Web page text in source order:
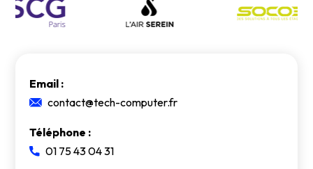
Email :
contact@tech-computer.fr
Téléphone :
01 75 43 04 31